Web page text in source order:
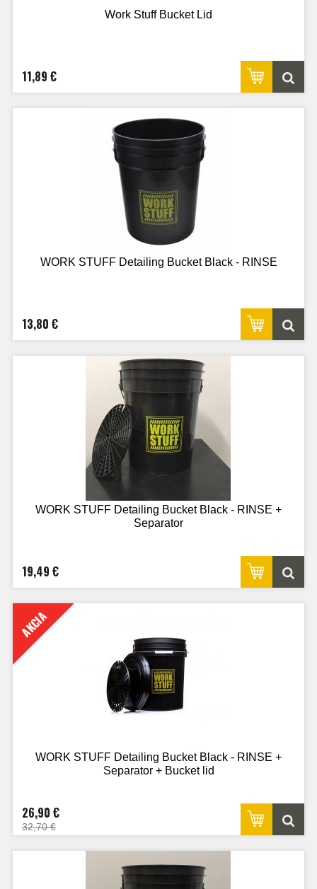
Work Stuff Bucket Lid
11,89 €
WORK STUFF Detailing Bucket Black - RINSE
13,80 €
WORK STUFF Detailing Bucket Black - RINSE +
Separator
19,49 €
AKCIA
WORK STUFF Detailing Bucket Black - RINSE +
Separator + Bucket lid
26,90 €
32,70 €